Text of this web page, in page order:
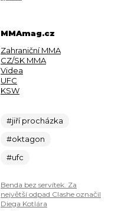
MMAmag.cz
Zahraniční MMA
CZ/SK MMA
Videa
UFC
KSW
#jiří procházka
#oktagon
#ufc
Benda bez servítek. Za
největší odpad Clashe označil
Diega Kotlára